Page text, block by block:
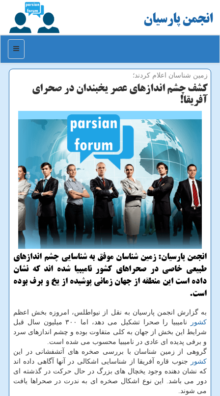
انجمن پارسیان
منو
زمین شناسان اعلام كردند؛
كشف چشم اندازهای عصر یخبندان در صحرای
آفریقا!
انجمن پارسیان: زمین شناسان موفق به شناسایی چشم اندازهای
طبیعی خاصی در صحراهای كشور نامیبیا شده اند كه نشان
داده است این منطقه از جهان زمانی پوشیده از یخ و برف بوده
است.
به گزارش انجمن پارسیان به نقل از نیواطلس، امروزه بخش اعظم
كشور
نامیبیا را صحرا تشكیل می دهد، اما ۳۰۰ میلیون سال قبل
شرایط این بخش از جهان به كلی متفاوت بوده و چشم اندازهای سرد
و برفی پدیده ای عادی در نامیبیا محسوب می شده است.
گروهی از زمین شناسان با بررسی صخره های آتشفشانی در این
كشور
جنوب قاره آفریقا از شناسایی اشكالی در آنها آگاهی داده اند
كه نشان دهنده وجود یخچال های بزرگ در حال حركت در گذشته ای
دور می باشد. این نوع اشكال صخره ای به ندرت در صحراها یافت
می شوند.